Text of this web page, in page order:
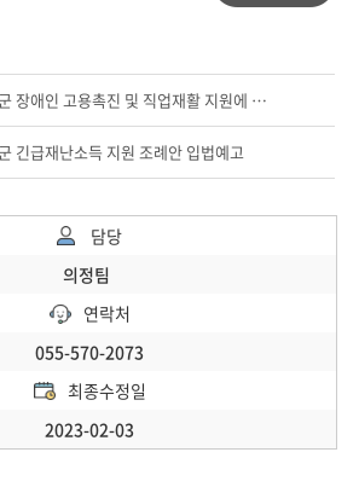
의령군 장애인 고용촉진 및 직업재활 지원에 관한 조례안 입법예고
긴급재난소득 지원 조례안 입법예고
담당
의정팀
연락처
055-570-2073
최종수정일
2023-02-03